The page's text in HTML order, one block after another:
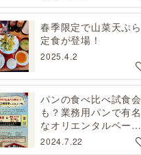
春季限定で山菜天ぷら
定食が登場！
2025.4.2
パンの食べ比べ試食会
も？業務用パンで有名
なオリエンタルベーカ
リーで工場見学開催
2024.7.22